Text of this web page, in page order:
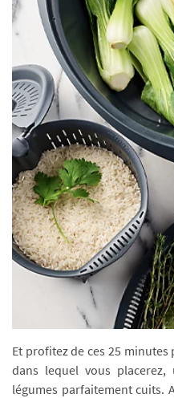
Et profitez de ces 25
dans lequel vous
légumes parfaitement cuits.